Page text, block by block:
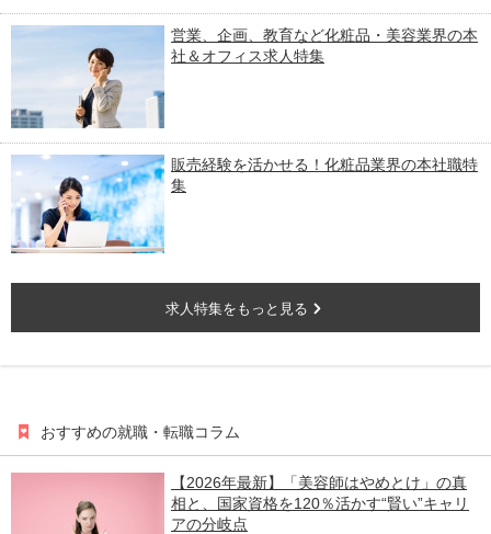
営業、企画、教育など化粧品・美容業界の本
社＆オフィス求人特集
販売経験を活かせる！化粧品業界の本社職特
集
求人特集をもっと見る
おすすめの就職・転職コラム
【2026年最新】「美容師はやめとけ」の真
相と、国家資格を120％活かす“賢い”キャリ
アの分岐点